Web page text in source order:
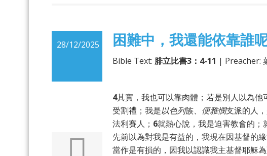
28/12/2025 困難中，我還能依靠誰
Bible Text: 腓立比書3：4-11 | Preacher:
4其實，我也可以靠肉體；若是別人以為他
受割禮；我是以色列族、 便雅憫支派的人
法利賽人； 6就熱心說，我是迫害教會的；
先前以為對我是有益的，我現在因基督的緣
當作是有損的，因我以認識我主基督耶穌